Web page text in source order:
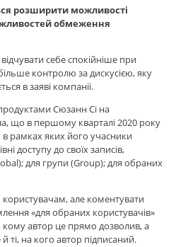
розширити можливості
обмеження
себе спокійніше при
контролю за дискусією, яку
в заяві компанії.
Сюзанн Сі на
що в першому кварталі 2020 року
рамках яких його учасники
доступу до своїх записів,
для групи (Group); для обраних
користувачам, але коментувати
«для обраних користувачів»
кому автор це прямо дозволив, а
ті, на кого автор підписаний.